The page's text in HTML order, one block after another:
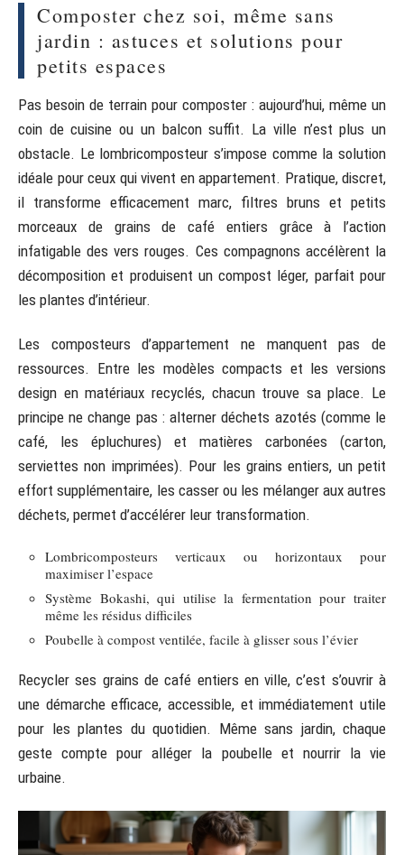
Composter chez soi, même sans
jardin : astuces et solutions pour
petits espaces
Pas besoin de terrain pour composter : aujourd’hui, même un
coin de cuisine ou un balcon suffit. La ville n’est plus un
obstacle. Le lombricomposteur s’impose comme la solution
idéale pour ceux qui vivent en appartement. Pratique, discret,
il transforme efficacement marc, filtres bruns et petits
morceaux de grains de café entiers grâce à l’action
infatigable des vers rouges. Ces compagnons accélèrent la
décomposition et produisent un compost léger, parfait pour
les plantes d’intérieur.
Les composteurs d’appartement ne manquent pas de
ressources. Entre les modèles compacts et les versions
design en matériaux recyclés, chacun trouve sa place. Le
principe ne change pas : alterner déchets azotés (comme le
café, les épluchures) et matières carbonées (carton,
serviettes non imprimées). Pour les grains entiers, un petit
effort supplémentaire, les casser ou les mélanger aux autres
déchets, permet d’accélérer leur transformation.
Lombricomposteurs verticaux ou horizontaux pour
maximiser l’espace
Système Bokashi, qui utilise la fermentation pour traiter
même les résidus difficiles
Poubelle à compost ventilée, facile à glisser sous l’évier
Recycler ses grains de café entiers en ville, c’est s’ouvrir à
une démarche efficace, accessible, et immédiatement utile
pour les plantes du quotidien. Même sans jardin, chaque
geste compte pour alléger la poubelle et nourrir la vie
urbaine.